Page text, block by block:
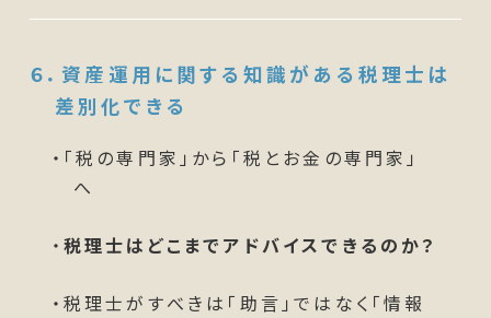
６．資産運用に関する知識がある税理士は
差別化できる
・「税の専門家」から「税とお金の専門家」
へ
・ 税理士はどこまでアドバイスできるのか？
・税理士がすべきは「助言」ではなく「情報